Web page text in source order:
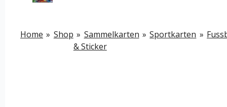
Home » Shop » Sammelkarten
& Sticker
» Sportkarten »